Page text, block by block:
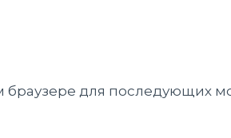
браузере для последующих